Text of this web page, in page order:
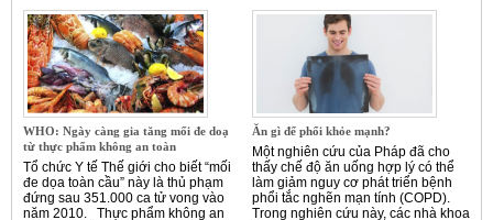
WHO: Ngày càng gia tăng mối đe doạ
từ thực phẩm không an toàn
Tổ chức Y tế Thế giới cho biết “mối
đe dọa toàn cầu” này là thủ phạm
đứng sau 351.000 ca tử vong vào
năm 2010. Thực phẩm không an
Ăn gì để phổi khỏe mạnh?
Một nghiên cứu của Pháp đã cho
thấy chế độ ăn uống hợp lý có thể
làm giảm nguy cơ phát triển bệnh
phổi tắc nghẽn mạn tính (COPD).
Trong nghiên cứu này, các nhà khoa